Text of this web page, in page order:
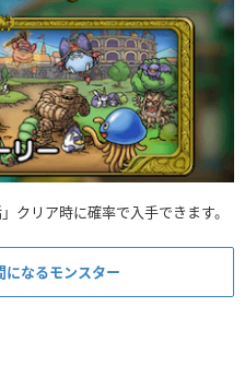
クリア時に確率で入手できます。
なるモンスター